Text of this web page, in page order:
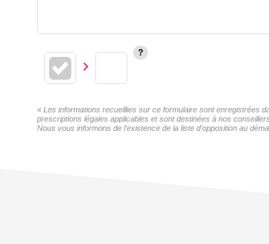
« Les informations recueillies sur ce formulaire sont enregistrées
prescriptions légales applicables et sont destinées à nos
Nous vous informons de l'existence de la liste d'opposition au